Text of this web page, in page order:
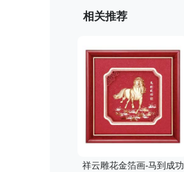
相关推荐
祥云雕花金箔画-马到成功